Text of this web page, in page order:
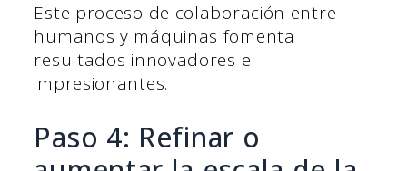
Este proceso de colaboración entre
humanos y máquinas fomenta
resultados innovadores e
impresionantes.
Paso 4: Refinar o